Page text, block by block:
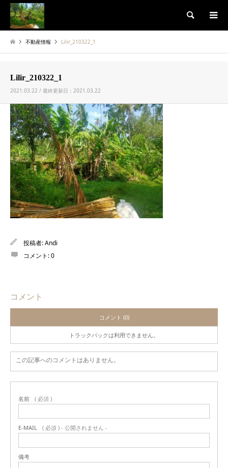
検索
不動産情報 Lilir_210322_1
Lilir_210322_1
2021.03.22 / 最終更新日：2021.03.22
投稿者:Andi
コメント:0
コメント
コメント (0)
トラックバックは利用できません。
この記事へのコメントはありません。
名前 ( 必須 )
E-MAIL ( 必須 ) - 公開されません -
備考